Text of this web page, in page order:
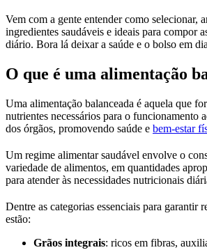
Vem com a gente entender como selecionar,
ingredientes saudáveis e ideais para compor
diário. Bora lá deixar a saúde e o bolso em
O que é uma alimentação
Uma alimentação balanceada é aquela que
nutrientes necessários para o funcionamento
dos órgãos, promovendo saúde e bem-estar
Um regime alimentar saudável envolve o
variedade de alimentos, em quantidades
para atender às necessidades nutricionais
Dentre as categorias essenciais para garantir
estão:
Grãos integrais: ricos em fibras,